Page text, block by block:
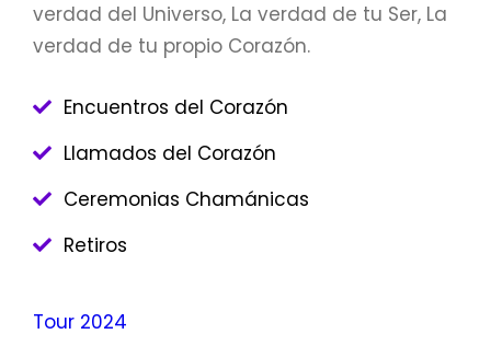
verdad del Universo, La verdad de tu Ser, La
verdad de tu propio Corazón.
Encuentros del Corazón
Llamados del Corazón
Ceremonias Chamánicas
Retiros
Tour 2024